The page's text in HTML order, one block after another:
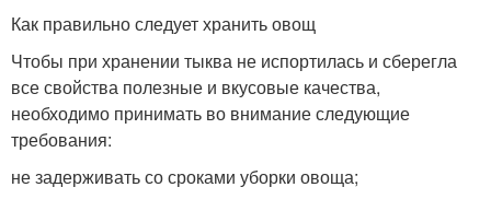
Как правильно следует хранить овощ
Чтобы при хранении тыква не испортилась и сберегла
все свойства полезные и вкусовые качества,
необходимо принимать во внимание следующие
требования:
не задерживать со сроками уборки овоща;